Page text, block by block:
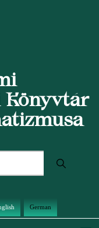
Könyvtár
German